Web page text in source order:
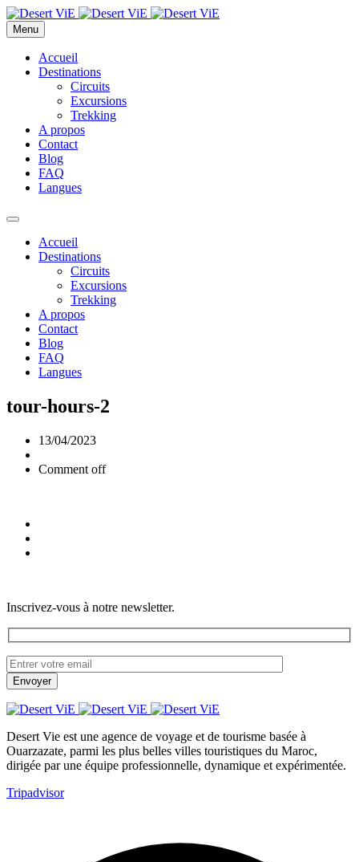
Menu
Accueil
Destinations
Circuits
Excursions
Trekking
A propos
Contact
Blog
FAQ
Langues
Accueil
Destinations
Circuits
Excursions
Trekking
A propos
Contact
Blog
FAQ
Langues
tour-hours-2
13/04/2023
Comment off
Inscrivez-vous à notre newsletter.
Desert Vie est une agence de voyage et de tourisme basée à
Ouarzazate, parmi les plus belles villes touristiques du Maroc,
dirigée par une équipe professionnelle, dynamique et expérimentée.
Tripadvisor